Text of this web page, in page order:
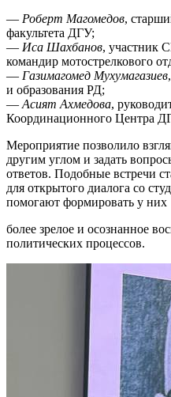
— Роберт Магомедов,
факультета ДГУ;
— Иса Шахбанов, участник
командир мотострелкового
— Газимагомед Мухумагазиев
и образования РД;
— Асият Ахмедова,
Координационного Центра
Мероприятие позволило
другим углом и задать
ответов. Подобные встречи
для открытого диалога со
помогают формировать у них
более зрелое и осознанное
политических процессов.